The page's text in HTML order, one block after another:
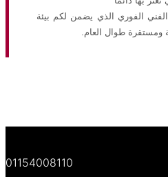
الفوري الذي يضمن لكم بيئة
ومستقرة طوال العام.
01154008110